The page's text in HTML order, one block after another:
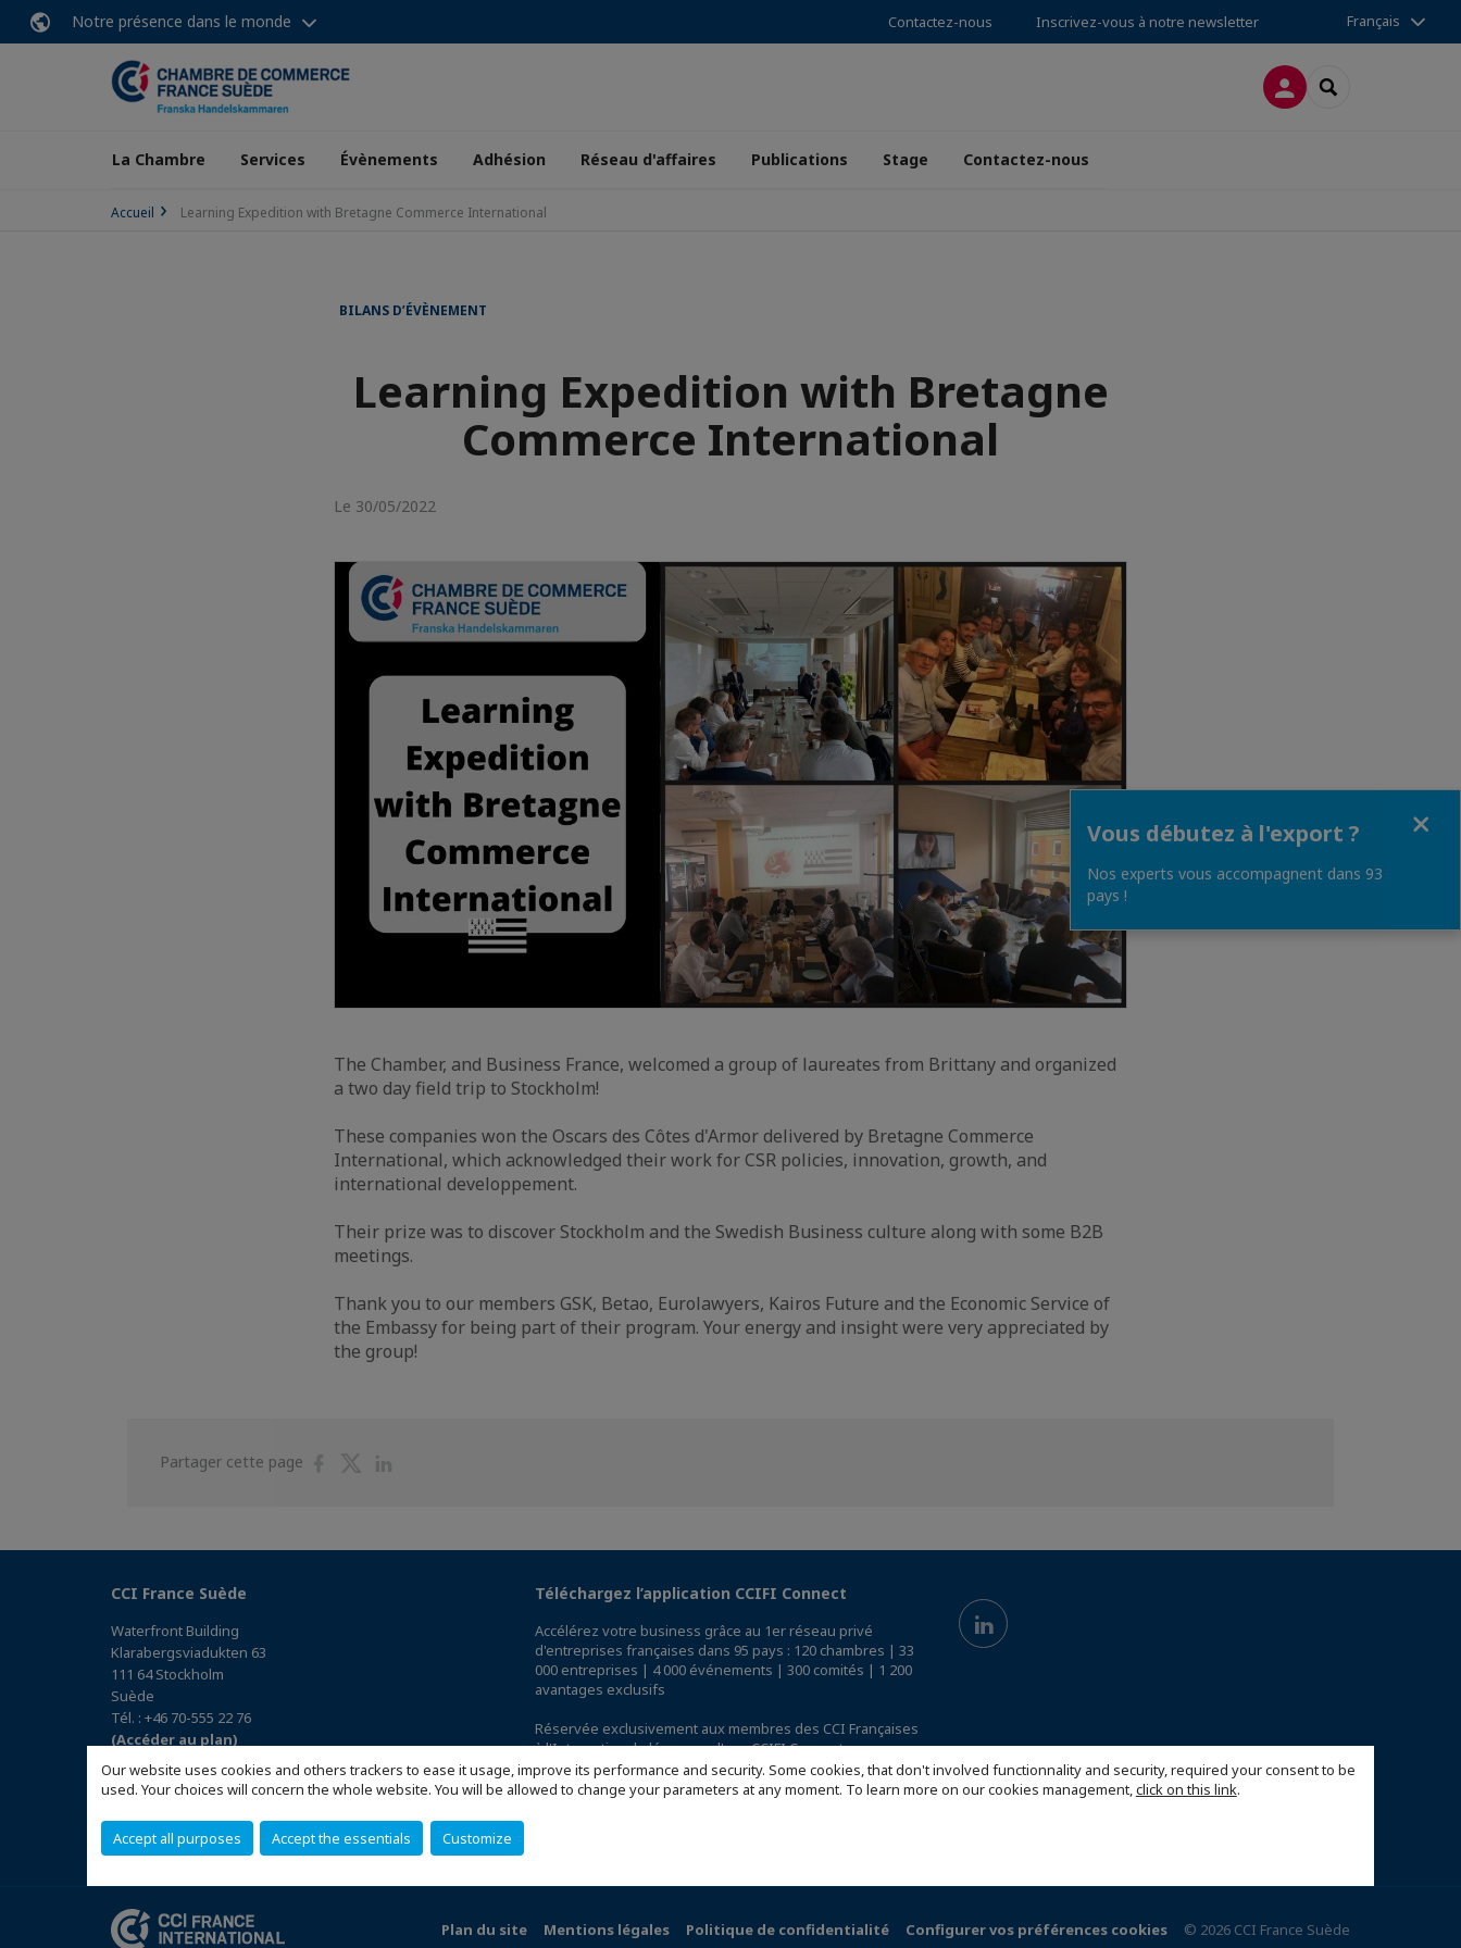
Our website uses cookies and others trackers to ease it usage, improve its performance and security. Some cookies, that don't involved functionnality and security, required your consent to be
used. Your choices will concern the whole website. You will be allowed to change your parameters at any moment. To learn more on our cookies management,click on this link.
Accept all purposes Accept the essentials Customize
Notre présence dans le monde Contactez-nous Inscrivez-vous à notre newsletter Français
CONNEXIONRECHERCHER
La Chambre Services Évènements Adhésion Réseau d'affaires Publications Stage Contactez-nous
Accueil Learning Expedition with Bretagne Commerce International
BILANS D’ÉVÈNEMENT
Learning Expedition with Bretagne
Commerce International
Le 30/05/2022
The Chamber, and Business France, welcomed a group of laureates from Brittany and organized
a two day field trip to Stockholm!
These companies won the Oscars des Côtes d'Armor delivered by Bretagne Commerce
International, which acknowledged their work for CSR policies, innovation, growth, and
international developpement.
Their prize was to discover Stockholm and the Swedish Business culture along with some B2B
meetings.
Thank you to our members GSK, Betao, Eurolawyers, Kairos Future and the Economic Service of
the Embassy for being part of their program. Your energy and insight were very appreciated by
the group!
Partager cette page
PartagerPartager
CCI France Suède
Waterfront Building
Klarabergsviadukten 63
111 64 Stockholm
Suède
Tél. : +46 70-555 22 76
(Accéder au plan)
Téléchargez l’application CCIFI Connect
Accélérez votre business grâce au 1er réseau privé
d'entreprises françaises dans 95 pays : 120 chambres | 33
000 entreprises | 4 000 événements | 300 comités | 1 200
avantages exclusifs
Réservée exclusivement aux membres des CCI Françaises
à l'International,découvrez l'app CCIFI Connect.
Plan du site Mentions légales Politique de confidentialité Configurer vos préférences cookies © 2026 CCI France Suède
Vous débutez à l'export ?
Nos experts vous accompagnent dans 93
pays !